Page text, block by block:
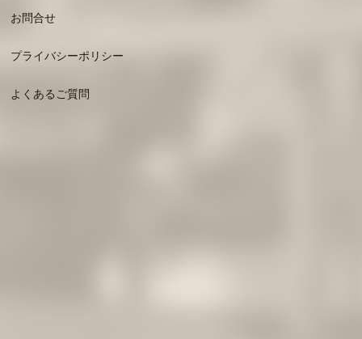
お問合せ
プライバシーポリシー
よくあるご質問